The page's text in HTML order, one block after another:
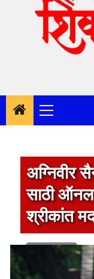
content
Primary
Menu
अग्निवीर
साठी
श्रीकांत
1 min read